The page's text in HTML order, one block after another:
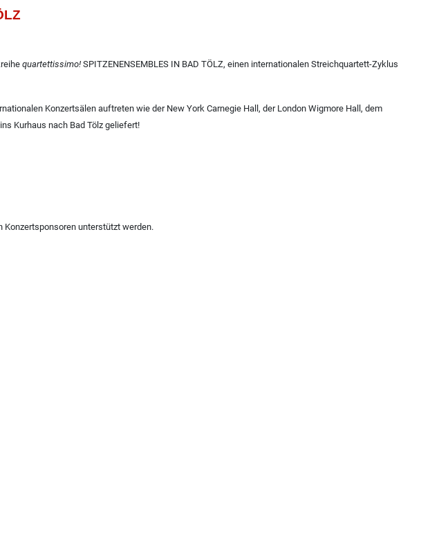
quartettissimo! SPITZENENSEMBLES IN BAD TÖLZ, einen internationalen Streichquartett-Zyklus
Konzertsälen auftreten wie der New York Carnegie Hall, der London Wigmore Hall, dem
Kurhaus nach Bad Tölz geliefert!
Konzertsponsoren unterstützt werden.